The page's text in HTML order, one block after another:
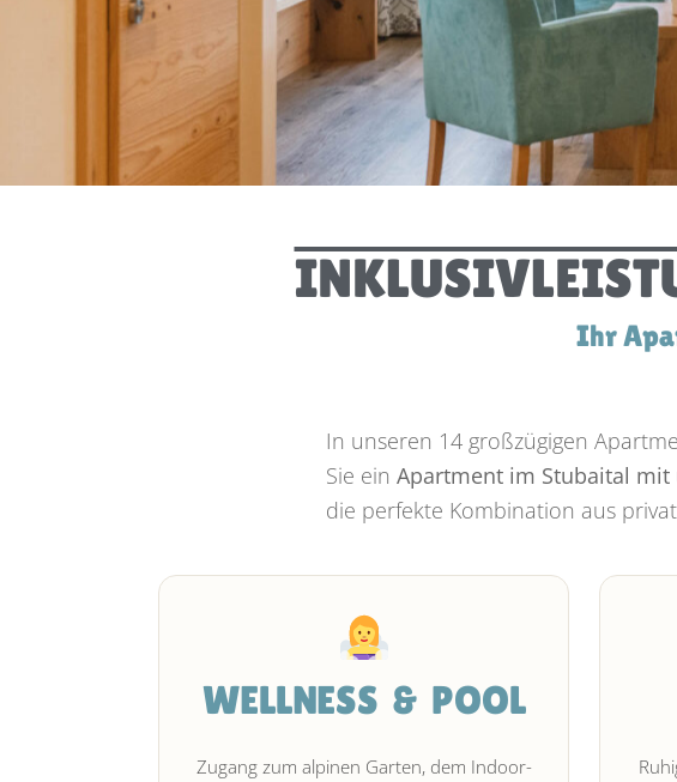
NACHHALTIGER URLAUB
360 PANORAMABILD
Ihr
In unseren 14 großzügigen
Sie ein Apartment im Stubaital
die perfekte Kombination aus
WELLNESS & POOL
Zugang zum alpinen Garten, dem Indoor-